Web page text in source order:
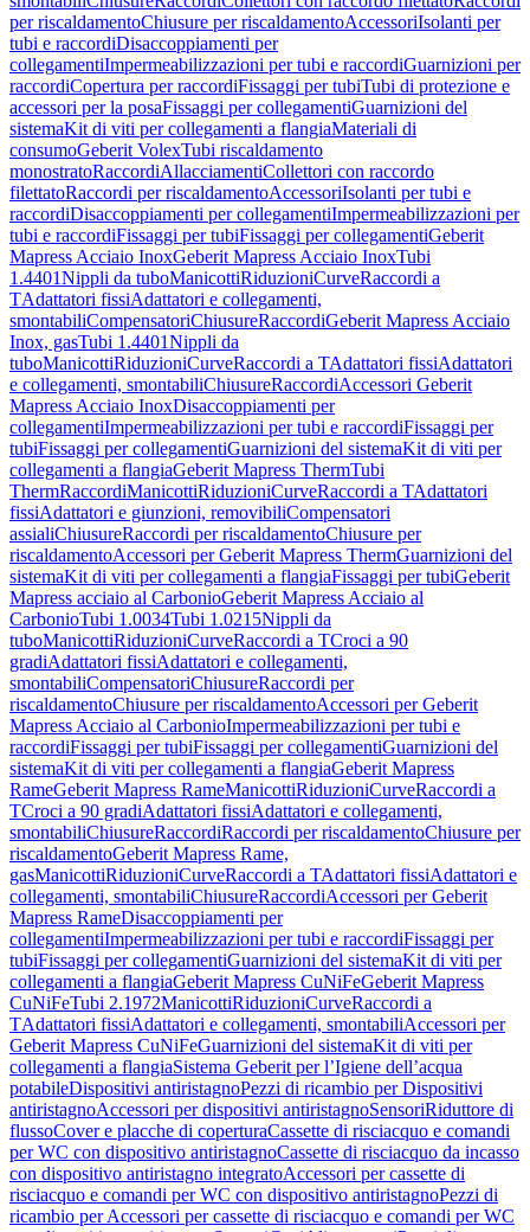
per riscaldamentoChiusure per riscaldamentoAccessoriIsolanti per
tubi e raccordiDisaccoppiamenti per
collegamentiImpermeabilizzazioni per tubi e raccordiGuarnizioni per
raccordiCopertura per raccordiFissaggi per tubiTubi di protezione e
accessori per la posaFissaggi per collegamentiGuarnizioni del
sistemaKit di viti per collegamenti a flangiaMateriali di
consumoGeberit VolexTubi riscaldamento
monostratoRaccordiAllacciamentiCollettori con raccordo
filettatoRaccordi per riscaldamentoAccessoriIsolanti per tubi e
raccordiDisaccoppiamenti per collegamentiImpermeabilizzazioni per
tubi e raccordiFissaggi per tubiFissaggi per collegamentiGeberit
Mapress Acciaio InoxGeberit Mapress Acciaio InoxTubi
1.4401Nippli da tuboManicottiRiduzioniCurveRaccordi a
TAdattatori fissiAdattatori e collegamenti,
smontabiliCompensatoriChiusureRaccordiGeberit Mapress Acciaio
Inox, gasTubi 1.4401Nippli da
tuboManicottiRiduzioniCurveRaccordi a TAdattatori fissiAdattatori
e collegamenti, smontabiliChiusureRaccordiAccessori Geberit
Mapress Acciaio InoxDisaccoppiamenti per
collegamentiImpermeabilizzazioni per tubi e raccordiFissaggi per
tubiFissaggi per collegamentiGuarnizioni del sistemaKit di viti per
collegamenti a flangiaGeberit Mapress ThermTubi
ThermRaccordiManicottiRiduzioniCurveRaccordi a TAdattatori
fissiAdattatori e giunzioni, removibiliCompensatori
assialiChiusureRaccordi per riscaldamentoChiusure per
riscaldamentoAccessori per Geberit Mapress ThermGuarnizioni del
sistemaKit di viti per collegamenti a flangiaFissaggi per tubiGeberit
Mapress acciaio al CarbonioGeberit Mapress Acciaio al
CarbonioTubi 1.0034Tubi 1.0215Nippli da
tuboManicottiRiduzioniCurveRaccordi a TCroci a 90
gradiAdattatori fissiAdattatori e collegamenti,
smontabiliCompensatoriChiusureRaccordi per
riscaldamentoChiusure per riscaldamentoAccessori per Geberit
Mapress Acciaio al CarbonioImpermeabilizzazioni per tubi e
raccordiFissaggi per tubiFissaggi per collegamentiGuarnizioni del
sistemaKit di viti per collegamenti a flangiaGeberit Mapress
RameGeberit Mapress RameManicottiRiduzioniCurveRaccordi a
TCroci a 90 gradiAdattatori fissiAdattatori e collegamenti,
smontabiliChiusureRaccordiRaccordi per riscaldamentoChiusure per
riscaldamentoGeberit Mapress Rame,
gasManicottiRiduzioniCurveRaccordi a TAdattatori fissiAdattatori e
collegamenti, smontabiliChiusureRaccordiAccessori per Geberit
Mapress RameDisaccoppiamenti per
collegamentiImpermeabilizzazioni per tubi e raccordiFissaggi per
tubiFissaggi per collegamentiGuarnizioni del sistemaKit di viti per
collegamenti a flangiaGeberit Mapress CuNiFeGeberit Mapress
CuNiFeTubi 2.1972ManicottiRiduzioniCurveRaccordi a
TAdattatori fissiAdattatori e collegamenti, smontabiliAccessori per
Geberit Mapress CuNiFeGuarnizioni del sistemaKit di viti per
collegamenti a flangiaSistema Geberit per l’Igiene dell’acqua
potabileDispositivi antiristagnoPezzi di ricambio per Dispositivi
antiristagnoAccessori per dispositivi antiristagnoSensoriRiduttore di
flussoCover e placche di coperturaCassette di risciacquo e comandi
per WC con dispositivo antiristagnoCassette di risciacquo da incasso
con dispositivo antiristagno integratoAccessori per cassette di
risciacquo e comandi per WC con dispositivo antiristagnoPezzi di
ricambio per Accessori per cassette di risciacquo e comandi per WC